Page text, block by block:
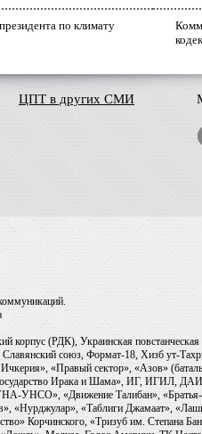
по климату
ЦПТ в других СМИ
корпус (РДК), Украинская
союз, Формат-18, Хизб ут-
«Правый сектор», «Азов»
Государство Ирака и Шама», ИГ,
УНСО», «Движение Талибан»,
«Таблиги Джамаат»,
Корчинского, «Тризуб им. Степана